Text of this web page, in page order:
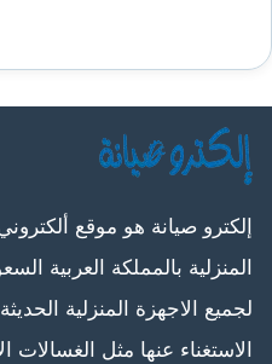
إلكترو صيانة هو موقع
المنزلية بالمملكة العربية
لجميع الاجهزة المنزلية
الاستغناء عنها مثل الغسالات